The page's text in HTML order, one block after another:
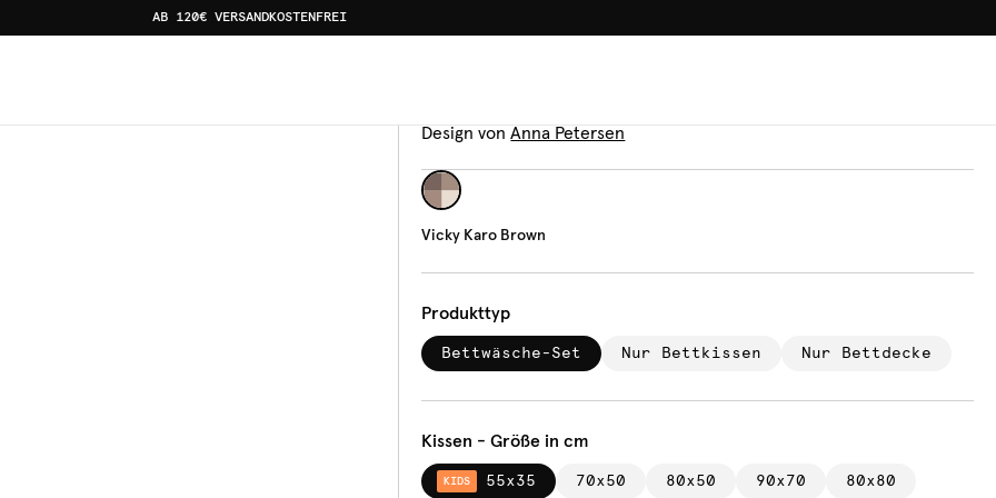
AB 120€ VERSANDKOSTENFREI
Bettwäsche
Design von Anna Petersen
Vicky Karo Brown
Produkttyp
Bettwäsche-Set Nur Bettkissen Nur Bettdecke
Kissen - Größe in cm
KIDS 55x35 70x50 80x50 90x70 80x80